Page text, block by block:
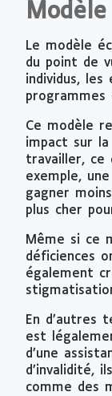
Le modèle
du point de
individus, les
Ce modèle
impact sur la
travailler, ce
exemple,
gagner
plus cher
Même si ce
déficiences
également
En d’autres
est
d’une
d’invalidité,
comme des